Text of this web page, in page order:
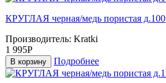
КРУГЛАЯ черная/медь пористая д.100
Производитель: Kratki
1 995Р
В корзину Подробнее